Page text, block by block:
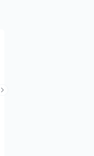
Next Slide